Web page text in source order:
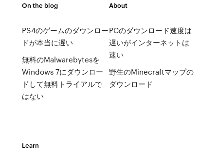
On the blog
PS4のゲームのダウンロー
ドが本当に遅い
無料のMalwarebytesを
Windows 7にダウンロー
ドして無料トライアルで
はない
About
PCのダウンロード速度は
遅いがインターネットは
速い
野生のMinecraftマップの
ダウンロード
Learn